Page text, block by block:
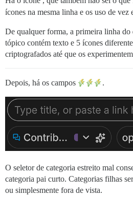
ícones na mesma linha e os uso de vez
De qualquer forma, a primeira linha do
tópico contém texto e 5 ícones
criptografados até que os
Depois, há os campos .
O seletor de categoria estreito mal
categoria pai curto. Categorias filhas
ou simplesmente fora de vista.